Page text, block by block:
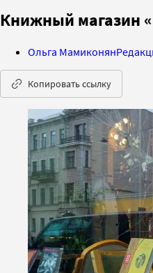
Книжный магазин
Ольга Мамиконян
Копировать ссылку